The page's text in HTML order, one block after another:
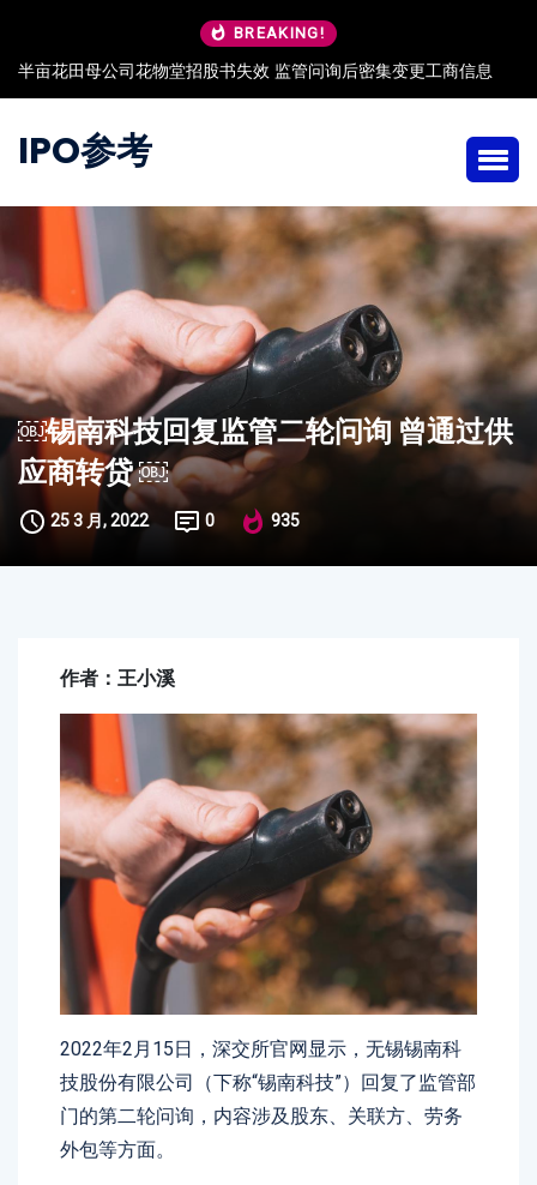
BREAKING!
招股书失效 监管问询后密集变更工商信息 朗高科技IPO：董秘出身
IPO参考
￼锡南科技回复监管二轮问询 曾通过供
应商转贷 ￼
25 3 月, 2022 0 935
作者：王小溪
2022年2月15日，深交所官网显示，无锡锡南科
技股份有限公司（下称“锡南科技”）回复了监管部
门的第二轮问询，内容涉及股东、关联方、劳务
外包等方面。